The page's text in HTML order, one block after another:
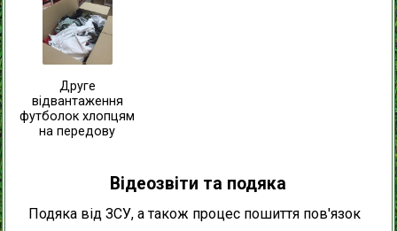
Друге
відвантаження
футболок хлопцям
на передову
Відеозвіти та подяка
Подяка від ЗСУ, а також процес пошиття пов'язок